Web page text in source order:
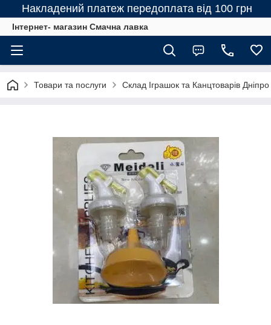
Накладений платеж передоплата від 100 грн
Інтернет- магазин Смачна лавка
Товари та послуги Склад Іграшок та Канцтоварів Дніпро